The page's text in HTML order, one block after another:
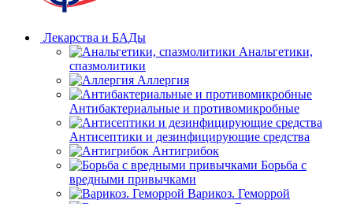
Лекарства и БАДы
Анальгетики,
спазмолитики
Аллергия
Антибактериальные и противомикробные
Антисептики и дезинфицирующие средства
Антигрибок
Борьба с
вредными привычками
Варикоз. Геморрой